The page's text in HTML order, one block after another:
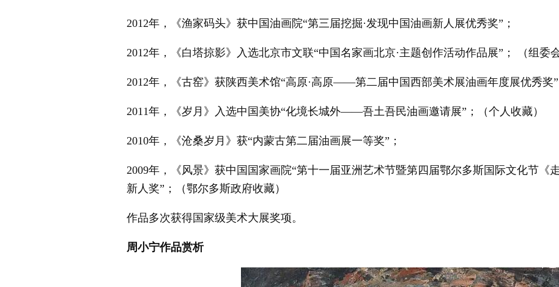
2012年，《渔家码头》获中国油画院“第三届挖掘·发现中国油画新人展优秀奖”；
2012年，《白塔掠影》入选北京市文联“中国名家画北京·主题创作活动作品展”； （组委会
2012年，《古窑》获陕西美术馆“高原·高原——第二届中国西部美术展油画年度展优秀奖”
2011年，《岁月》入选中国美协“化境长城外——吾土吾民油画邀请展”；（个人收藏）
2010年，《沧桑岁月》获“内蒙古第二届油画展一等奖”；
2009年，《风景》获中国国家画院“第十一届亚洲艺术节暨第四届鄂尔多斯国际文化节《
新人奖”；（鄂尔多斯政府收藏）
作品多次获得国家级美术大展奖项。
周小宁作品赏析